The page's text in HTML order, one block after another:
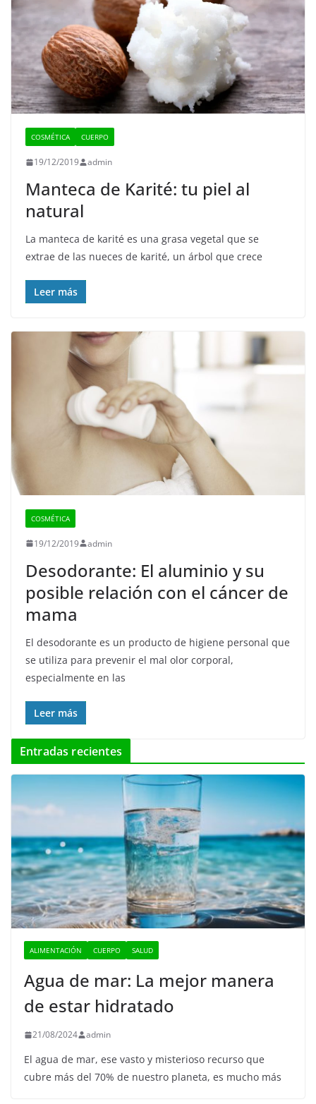
COSMÉTICA CUERPO
19/12/2019 admin
Manteca de Karité: tu piel al
natural
La manteca de karité es una grasa vegetal que se
extrae de las nueces de karité, un árbol que crece
Leer más
COSMÉTICA
19/12/2019 admin
Desodorante: El aluminio y su
posible relación con el cáncer de
mama
El desodorante es un producto de higiene personal que
se utiliza para prevenir el mal olor corporal,
especialmente en las
Leer más
Entradas recientes
ALIMENTACIÓN CUERPO SALUD
Agua de mar: La mejor manera
de estar hidratado
21/08/2024 admin
El agua de mar, ese vasto y misterioso recurso que
cubre más del 70% de nuestro planeta, es mucho más